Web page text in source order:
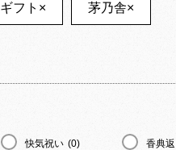
ギフト × 茅乃舎×
快気祝い (0) 香典返